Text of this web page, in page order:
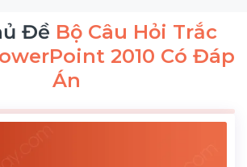
Đề Bộ Câu Hỏi Trắc
2010 Có Đáp
Án